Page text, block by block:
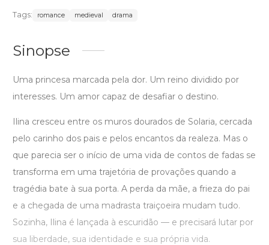
Tags: romance medieval drama
Sinopse
Uma princesa marcada pela dor. Um reino dividido por
interesses. Um amor capaz de desafiar o destino.
Ilina cresceu entre os muros dourados de Solaria, cercada
pelo carinho dos pais e pelos encantos da realeza. Mas o
que parecia ser o início de uma vida de contos de fadas se
transforma em uma trajetória de provações quando a
tragédia bate à sua porta. A perda da mãe, a frieza do pai
e a chegada de uma madrasta traiçoeira mudam tudo.
Sozinha, Ilina é lançada à escuridão — e precisará lutar por
sua liberdade, sua identidade e sua própria vida.